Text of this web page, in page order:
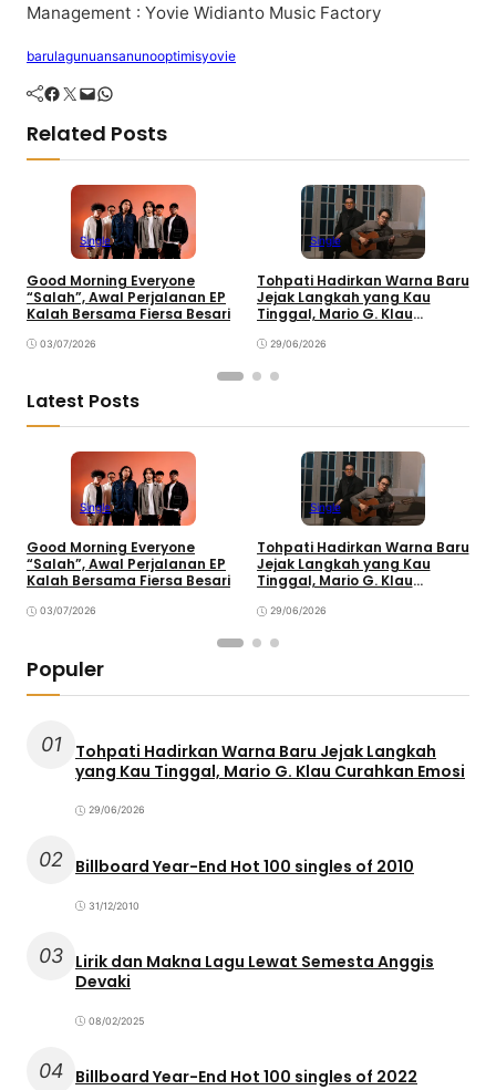
Mаnаgеmеnt : Yоvіе Widianto Muѕіс Factory
barulagunuansanunooptimisyovie
Facebook Twitter Mail WhatsApp
Related Posts
Single
Good Morning Everyone
“Salah”, Awal Perjalanan EP
Kalah Bersama Fiersa Besari
03/07/2026
Single
Tohpati Hadirkan Warna Baru
Jejak Langkah yang Kau
Tinggal, Mario G. Klau
29/06/2026
Latest Posts
Single
Good Morning Everyone
“Salah”, Awal Perjalanan EP
Kalah Bersama Fiersa Besari
03/07/2026
Single
Tohpati Hadirkan Warna Baru
Jejak Langkah yang Kau
Tinggal, Mario G. Klau
29/06/2026
Populer
01
Tohpati Hadirkan Warna Baru Jejak Langkah
yang Kau Tinggal, Mario G. Klau Curahkan Emosi
29/06/2026
02 Billboard Year-End Hot 100 singles of 2010
31/12/2010
03 Lirik dan Makna Lagu Lewat Semesta Anggis
Devaki
08/02/2025
04 Billboard Year-End Hot 100 singles of 2022